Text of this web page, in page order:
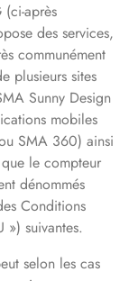
après
des services,
communément
plusieurs sites
Sunny Design
mobiles
SMA 360) ainsi
le compteur
dénommés
Conditions
») suivantes.
selon les cas